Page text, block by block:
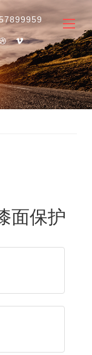
面保护